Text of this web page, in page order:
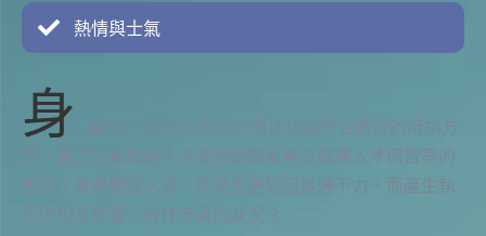
熱情與士氣
身
為HR，你是否苦惱於無法找到符合情況的培訓方
案，員工士氣低迷？亦或者面臨著無法提高人才保留率的
困境？身為管理人員，你是否遇到因溝通不力，而產生執
行中相互推委、責任不清的狀況？